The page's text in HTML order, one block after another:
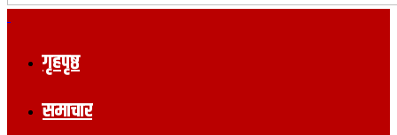
गृहपृष्ठ
समाचार